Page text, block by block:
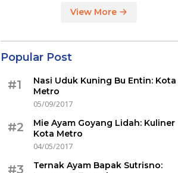
View More
Popular Post
#1
Nasi Uduk Kuning Bu Entin: Kota
Metro
05/09/2017
#2
Mie Ayam Goyang Lidah: Kuliner
Kota Metro
04/05/2017
#3
Ternak Ayam Bapak Sutrisno: